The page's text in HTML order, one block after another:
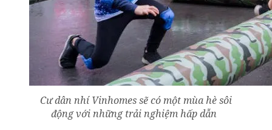
Cư dân nhí Vinhomes sẽ có một mùa hè sôi
động với những trải nghiệm hấp dẫn